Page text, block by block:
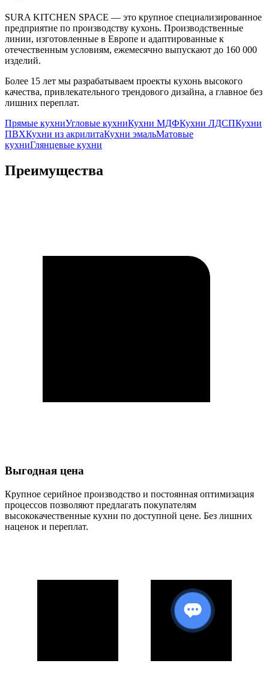
SURA KITCHEN SPACE — это крупное специализированное
предприятие по производству кухонь. Производственные
линии, изготовленные в Европе и адаптированные к
отечественным условиям, ежемесячно выпускают до 160 000
изделий.
Более 15 лет мы разрабатываем проекты кухонь высокого
качества, привлекательного трендового дизайна, а главное без
лишних переплат.
Прямые кухниУгловые кухниКухни МДФКухни ЛДСПКухни
ПВХКухни из акрилитаКухни эмальМатовые
кухниГлянцевые кухни
Преимущества
Выгодная цена
Крупное серийное производство и постоянная оптимизация
процессов позволяют предлагать покупателям
высококачественные кухни по доступной цене. Без лишних
наценок и переплат.